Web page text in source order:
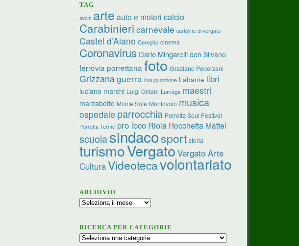
TAG
alpini arte auto e motori calcio
Carabinieri carnevale cartoline di vergato
Castel d’Aiano Cereglio cinema
Coronavirus Dario Mingarelli don Silvano
ferrovia porrettana foto Graziano Pederzani
Grizzanaguerra inaugurazione Labante libri
luciano marchi Luigi Ontani Lumèga maestri
marzabotto Monte Sole Montovolo musica
ospedale parrocchia Porretta Soul Festival
Porretta Terme pro loco Riola Rocchetta Mattei
scuolasindacosport storia
turismoVergato Vergato Arte
CulturaVideotecavolontariato
ARCHIVIO
Archivio
RICERCA PER CATEGORIE
Ricerca